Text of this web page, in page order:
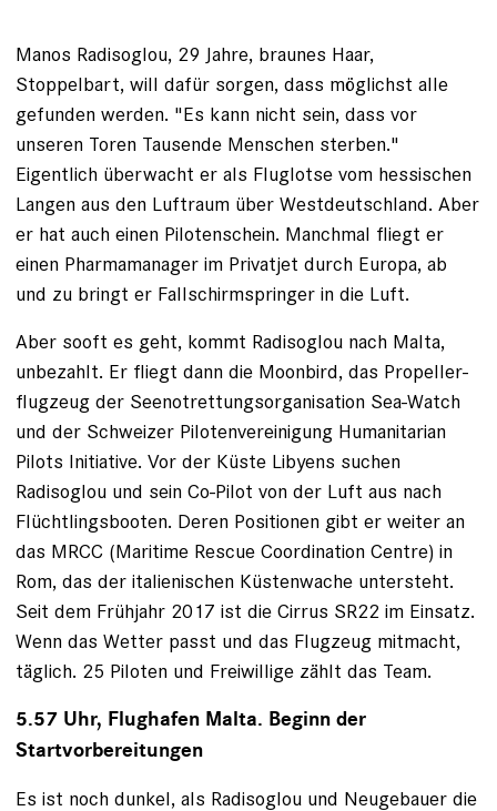
Manos Radisoglou, 29 Jahre, braunes Haar,
Stoppelbart, will dafür sorgen, dass möglichst alle
gefunden werden. "Es kann nicht sein, dass vor
unseren Toren Tausende Menschen sterben."
Eigentlich überwacht er als Fluglotse vom hessischen
Langen aus den Luftraum über Westdeutschland. Aber
er hat auch einen Pilotenschein. Manchmal fliegt er
einen Pharmamanager im Privatjet durch Eu­ropa, ab
und zu bringt er Fallschirmspringer in die Luft.
Aber sooft es geht, kommt Radisoglou nach Malta,
unbezahlt. Er fliegt dann die Moonbird, das Propeller­
flugzeug der Seenotrettungsorganisation Sea-Watch
und der Schweizer Pilotenvereinigung Humanitarian
Pilots Initiative. Vor der Küste Libyens suchen
Radisoglou und sein Co-Pilot von der Luft aus nach
Flüchtlingsbooten. ­Deren Positionen gibt er weiter an
das MRCC (Maritime Rescue Coordination Centre) in
Rom, das der italienischen Küsten­wache untersteht.
Seit dem Frühjahr 2017 ist die Cirrus SR22 im Einsatz.
Wenn das Wetter passt und das Flugzeug mitmacht,
täglich. 25 Piloten und Freiwillige zählt das Team.
5.57 Uhr, Flughafen Malta. Beginn der
Startvorbereitungen
Es ist noch dunkel, als Radisoglou und Neugebauer die